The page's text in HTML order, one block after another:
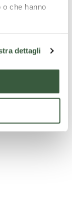
o che hanno
dettagli